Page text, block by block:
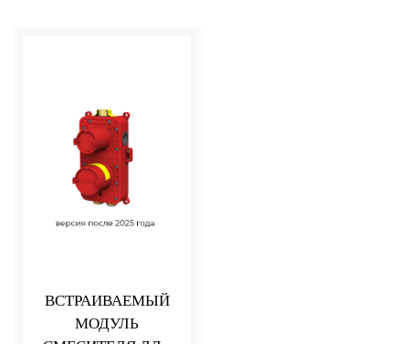
ВСТРАИВАЕМЫЙ
МОДУЛЬ